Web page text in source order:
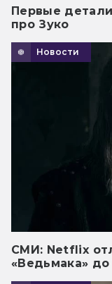
Первые
про Зуко
Новости
СМИ: Netflix
«Ведьмака» до